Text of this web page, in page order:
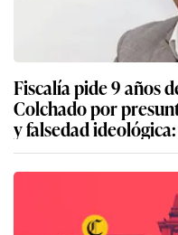
Fiscalía pide 9 años
Colchado por
y falsedad